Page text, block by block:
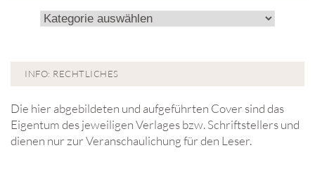
Kategorien
INFO: RECHTLICHES
Die hier abgebildeten und aufgeführten Cover sind das
Eigentum des jeweiligen Verlages bzw. Schriftstellers und
dienen nur zur Veranschaulichung für den Leser.